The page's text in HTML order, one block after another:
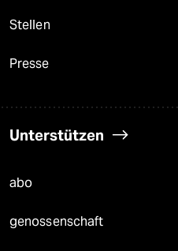
Stellen
Presse
Unterstützen
abo
genossenschaft